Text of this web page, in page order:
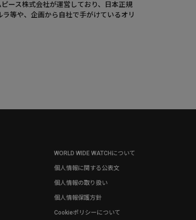
ース株式会社が運営しており、日本正規
等や、企画から自社で手がけているオリ
WORLD WIDE WATCHについて
個人情報に関する公表文
個人情報の取り扱い
個人情報保護方針
Cookieポリシーについて